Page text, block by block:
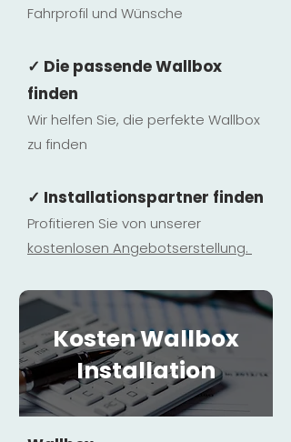
Fahrprofil und Wünsche
✓ Die passende Wallbox
finden
Wir helfen Sie, die perfekte Wallbox
zu finden
✓ Installationspartner finden
Profitieren Sie von unserer
kostenlosen Angebotserstellung.
Kosten Wallbox
Installation